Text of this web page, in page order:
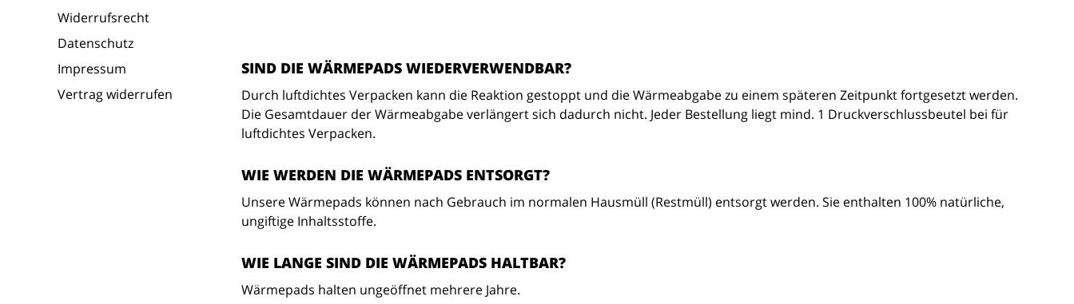
Widerrufsrecht
Datenschutz
Impressum
Vertrag widerrufen
SIND DIE WÄRMEPADS WIEDERVERWENDBAR?
Durch luftdichtes Verpacken kann die Reaktion gestoppt und die Wärmeabgabe zu einem späteren Zeitpunkt fortgesetzt werden.
Die Gesamtdauer der Wärmeabgabe verlängert sich dadurch nicht. Jeder Bestellung liegt mind. 1 Druckverschlussbeutel bei für
luftdichtes Verpacken.
WIE WERDEN DIE WÄRMEPADS ENTSORGT?
Unsere Wärmepads können nach Gebrauch im normalen Hausmüll (Restmüll) entsorgt werden. Sie enthalten 100% natürliche,
ungiftige Inhaltsstoffe.
WIE LANGE SIND DIE WÄRMEPADS HALTBAR?
Wärmepads halten ungeöffnet mehrere Jahre.